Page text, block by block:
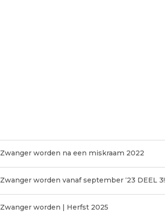
Zwanger worden na een miskraam 2022
Zwanger worden vanaf september ‘23 DEEL 3!
Zwanger worden | Herfst 2025